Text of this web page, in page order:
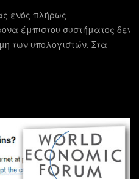
ενός πλήρως
έμπιστου συστήματος δεν
των υπολογιστών. Στα